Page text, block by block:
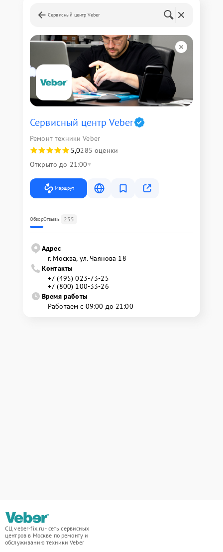
Сервисный центр Veber
Сервисный центр Veber
Ремонт техники Veber
5,0285 оценки
Открыто до 21:00
Маршрут
ОбзорОтзывы 255
Адрес
г. Москва, ул. Чаянова 18
Контакты
+7 (495) 023-73-25
+7 (800) 100-33-26
Время работы
Работаем с 09:00 до 21:00
СЦ veber-fix.ru - сеть сервисных
центров в Москве по ремонту и
обслуживанию техники Veber